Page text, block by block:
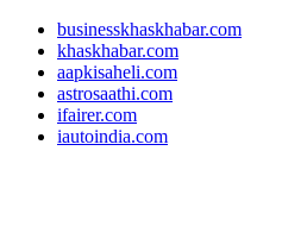
businesskhaskhabar.com
khaskhabar.com
aapkisaheli.com
astrosaathi.com
ifairer.com
iautoindia.com